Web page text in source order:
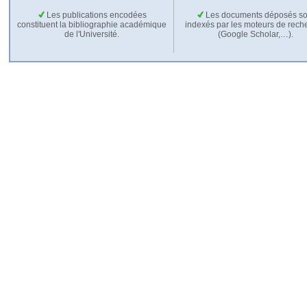
Les publications encodées
constituent la bibliographie académique
de l'Université.
Les documents déposés
indexés par les moteurs de
(Google Scholar,…).